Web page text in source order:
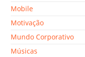
Mobile
Motivação
Mundo Corporativo
Músicas